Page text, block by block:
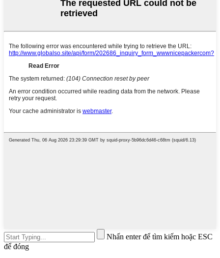
Nhấn enter để tìm kiếm hoặc ESC
để đóng